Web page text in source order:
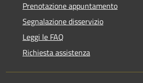
Prenotazione appuntamento
Segnalazione disservizio
Leggi le FAQ
Richiesta assistenza